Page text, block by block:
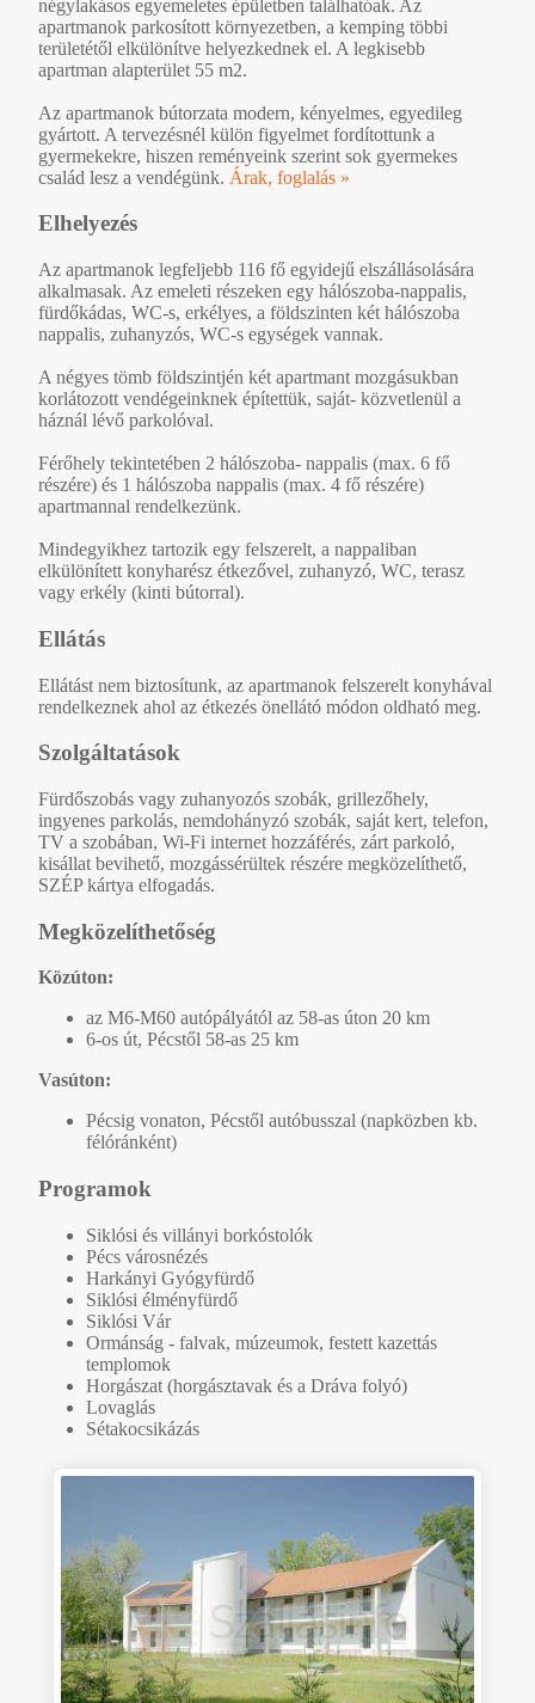
négylakásos egyemeletes épületben találhatóak. Az
apartmanok parkosított környezetben, a kemping többi
területétől elkülönítve helyezkednek el. A legkisebb
apartman alapterület 55 m2.
Az apartmanok bútorzata modern, kényelmes, egyedileg
gyártott. A tervezésnél külön figyelmet fordítottunk a
gyermekekre, hiszen reményeink szerint sok gyermekes
család lesz a vendégünk. Árak, foglalás »
Elhelyezés
Az apartmanok legfeljebb 116 fő egyidejű elszállásolására
alkalmasak. Az emeleti részeken egy hálószoba-nappalis,
fürdőkádas, WC-s, erkélyes, a földszinten két hálószoba
nappalis, zuhanyzós, WC-s egységek vannak.
A négyes tömb földszintjén két apartmant mozgásukban
korlátozott vendégeinknek építettük, saját- közvetlenül a
háznál lévő parkolóval.
Férőhely tekintetében 2 hálószoba- nappalis (max. 6 fő
részére) és 1 hálószoba nappalis (max. 4 fő részére)
apartmannal rendelkezünk.
Mindegyikhez tartozik egy felszerelt, a nappaliban
elkülönített konyharész étkezővel, zuhanyzó, WC, terasz
vagy erkély (kinti bútorral).
Ellátás
Ellátást nem biztosítunk, az apartmanok felszerelt konyhával
rendelkeznek ahol az étkezés önellátó módon oldható meg.
Szolgáltatások
Fürdőszobás vagy zuhanyozós szobák, grillezőhely,
ingyenes parkolás, nemdohányzó szobák, saját kert, telefon,
TV a szobában, Wi-Fi internet hozzáférés, zárt parkoló,
kisállat bevihető, mozgássérültek részére megközelíthető,
SZÉP kártya elfogadás.
Megközelíthetőség
Közúton:
az M6-M60 autópályától az 58-as úton 20 km
6-os út, Pécstől 58-as 25 km
Vasúton:
Pécsig vonaton, Pécstől autóbusszal (napközben kb.
félóránként)
Programok
Siklósi és villányi borkóstolók
Pécs városnézés
Harkányi Gyógyfürdő
Siklósi élményfürdő
Siklósi Vár
Ormánság - falvak, múzeumok, festett kazettás
templomok
Horgászat (horgásztavak és a Dráva folyó)
Lovaglás
Sétakocsikázás